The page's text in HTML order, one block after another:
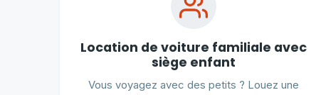
Location de voiture familiale avec
siège enfant
Vous voyagez avec des petits ? Louez une